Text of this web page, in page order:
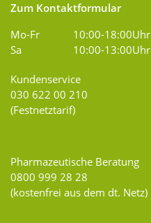
Zum Kontaktformular
Mo-Fr
10:00-18:00Uhr
Sa
10:00-13:00Uhr
Kundenservice
030 622 00 210
(Festnetztarif)
Pharmazeutische Beratung
0800 999 28 28
(kostenfrei aus dem dt. Netz)